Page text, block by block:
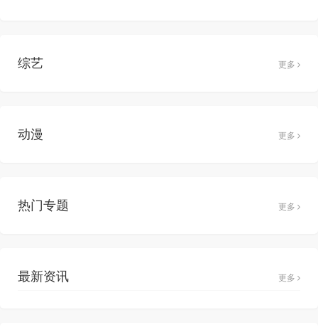
综艺 更多
动漫 更多
热门专题 更多
最新资讯 更多